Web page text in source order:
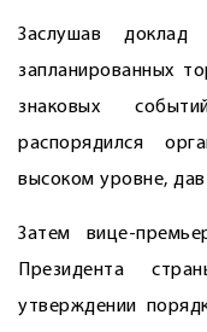
Заслушав
запланированных
знаковых
распорядился
высоком уровне,
Затем вице-
Президента
утверждении